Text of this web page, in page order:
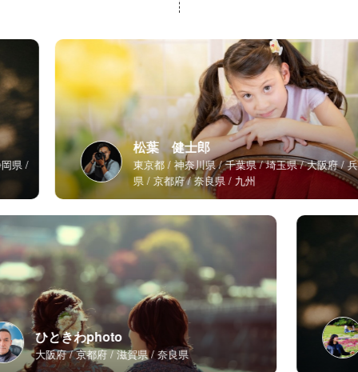
松葉 健士郎
東京都 神奈川県 千葉県 埼玉県 大阪府
兵庫
県
京都府 奈良県 九州
ひときわphoto
大阪府 京都府 滋賀県 奈良県